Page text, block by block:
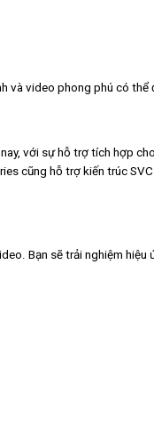
video phong phú có thể
với sự hỗ trợ tích hợp
cũng hỗ trợ kiến ​​trúc
Bạn sẽ trải nghiệm